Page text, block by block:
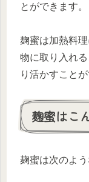
とができます。
麹蜜は加熱料
物に取り入れ
り活かすことが
麹蜜はこ
麹蜜は次のよう